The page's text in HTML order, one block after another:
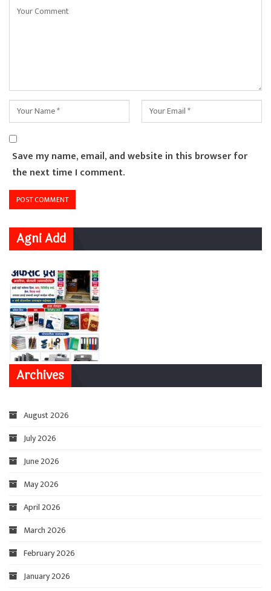
Save my name, email, and website in this browser for
the next time I comment.
Agni Add
Archives
August 2026
July 2026
June 2026
May 2026
April 2026
March 2026
February 2026
January 2026